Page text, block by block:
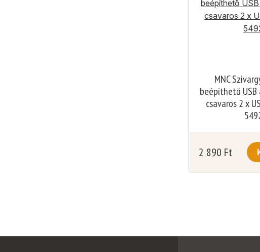
MNC
beépíthető USB
csavaros 2 x
2 890 Ft